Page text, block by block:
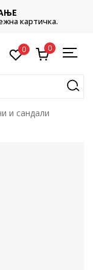
картичка.
0 0
и сандали